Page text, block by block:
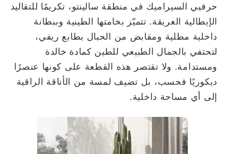
حرفيي السيراميك في منطقة سالينتو، تكريمًا للتقاليد
الإيطالية العريقة. تتميّز بخامتها الطينية وببطانة
داخلية مطلية ومقابض من الحبال بطابع ريفي،
لتحتفي بالجمال الطبيعي للطين كمادة خالدة
ومستدامة. ولا تقتصر هذه القطعة على كونها عنصرًا
ديكوريًا فحسب، بل تضيف لمسة من الأناقة الراقية
إلى أي مساحة داخلية.